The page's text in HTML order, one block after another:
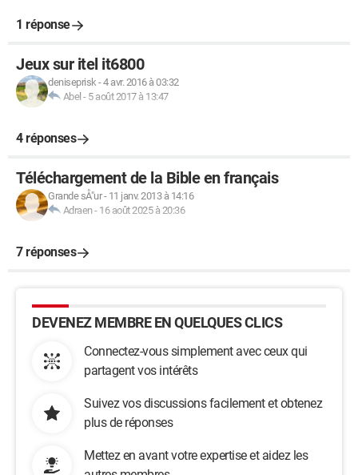
1 réponse
Jeux sur itel it6800
deniseprisk-4 avr. 2016 à 03:32
Abel - 5 août 2017 à 13:47
4 réponses
Téléchargement de la Bible en français
Grande sÅ"ur- 11 janv. 2013 à 14:16
Adraen- 16 août 2025 à 20:36
7 réponses
DEVENEZ MEMBRE EN QUELQUES CLICS
Connectez-vous simplement avec ceux qui
partagent vos intérêts
Suivez vos discussions facilement et obtenez
plus de réponses
Mettez en avant votre expertise et aidez les